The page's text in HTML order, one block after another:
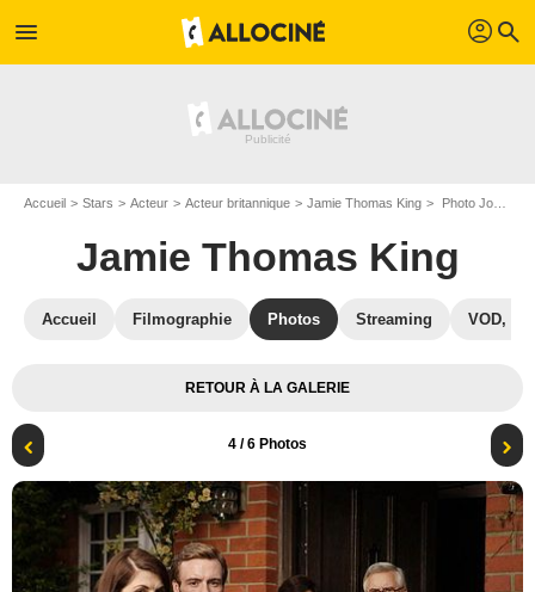
menu profil search
Accueil Stars Acteur Acteur britannique Jamie Thomas King Photo Jodie Whittaker, Jamie Thomas King, Denis Lawson, Tessa Peake-Jones
Jamie Thomas King
Accueil Filmographie Photos Streaming VOD,
RETOUR À LA GALERIE
4 / 6 Photos